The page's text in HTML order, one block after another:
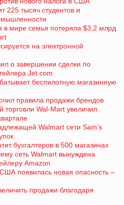
225 тысяч студентов и
в мире семья потеряла $3,2 млрд
на электронной
о завершении сделки по
Jet.com
беспилотную магазинную
правила продажи брендов
торговли Wal-Mart увеличил
Walmart cети Sam’s
бухгалтеров в 500 магазинах
сеть Walmart вынуждена
Amazon
появилась новая опасность –
продажи благодаря